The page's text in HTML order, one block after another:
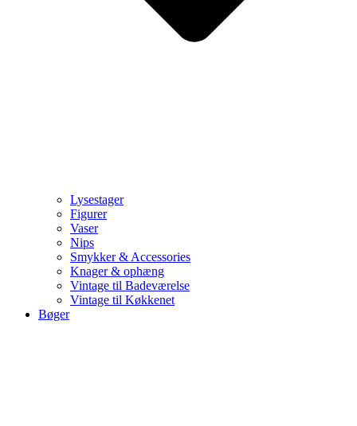
Lysestager
Figurer
Vaser
Nips
Smykker & Accessories
Knager & ophæng
Vintage til Badeværelse
Vintage til Køkkenet
Bøger